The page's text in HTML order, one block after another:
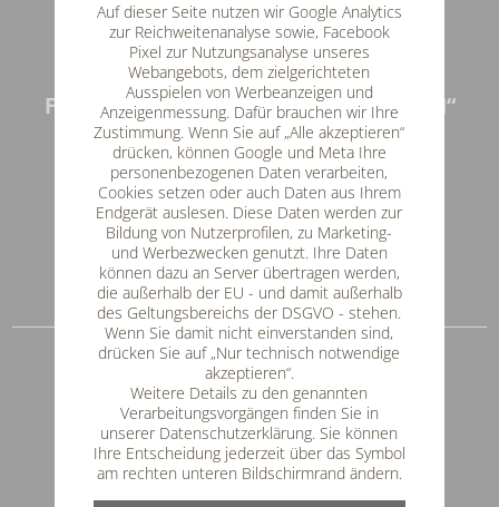
FAMILIE & WELLNESS „HIRSCHENSTEIN“
Lindenau 44
94250 Achslach
Tel: 09929 / 752
Fax: 09929 / 959416
E-Mailinfo@hotel-hirschenstein.de
Impressum & Datenschutz
SERVICE & INFOS
unverbindliche Anfrage
Online-Buchung
Lage / So erreichen Sie uns
Gästebuch
Auf dieser Seite nutzen wir Google Analytics
zur Reichweitenanalyse sowie, Facebook
Pixel zur Nutzungsanalyse unseres
Webangebots, dem zielgerichteten
Ausspielen von Werbeanzeigen und
Anzeigenmessung. Dafür brauchen wir Ihre
Zustimmung. Wenn Sie auf „Alle akzeptieren“
drücken, können Google und Meta Ihre
personenbezogenen Daten verarbeiten,
Cookies setzen oder auch Daten aus Ihrem
Endgerät auslesen. Diese Daten werden zur
Bildung von Nutzerprofilen, zu Marketing-
und Werbezwecken genutzt. Ihre Daten
können dazu an Server übertragen werden,
die außerhalb der EU - und damit außerhalb
des Geltungsbereichs der DSGVO - stehen.
Wenn Sie damit nicht einverstanden sind,
drücken Sie auf „Nur technisch notwendige
akzeptieren“.
Weitere Details zu den genannten
Verarbeitungsvorgängen finden Sie in
unserer Datenschutzerklärung. Sie können
Ihre Entscheidung jederzeit über das Symbol
am rechten unteren Bildschirmrand ändern.